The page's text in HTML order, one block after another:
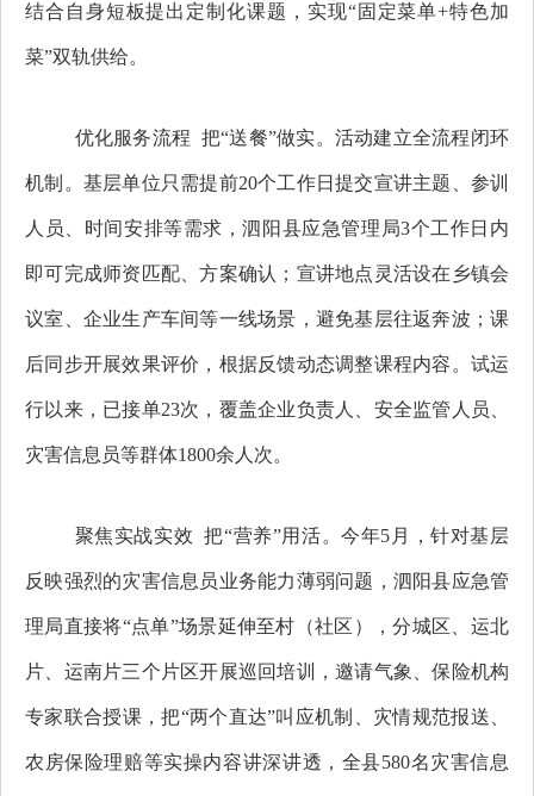
结合自身短板提出定制化课题，实现“固定菜单+特色加
菜”双轨供给。
优化服务流程 把“送餐”做实。活动建立全流程闭环
机制。基层单位只需提前20个工作日提交宣讲主题、参训
人员、时间安排等需求，泗阳县应急管理局3个工作日内
即可完成师资匹配、方案确认；宣讲地点灵活设在乡镇会
议室、企业生产车间等一线场景，避免基层往返奔波；课
后同步开展效果评价，根据反馈动态调整课程内容。试运
行以来，已接单23次，覆盖企业负责人、安全监管人员、
灾害信息员等群体1800余人次。
聚焦实战实效 把“营养”用活。今年5月，针对基层
反映强烈的灾害信息员业务能力薄弱问题，泗阳县应急管
理局直接将“点单”场景延伸至村（社区），分城区、运北
片、运南片三个片区开展巡回培训，邀请气象、保险机构
专家联合授课，把“两个直达”叫应机制、灾情规范报送、
农房保险理赔等实操内容讲深讲透，全县580名灾害信息